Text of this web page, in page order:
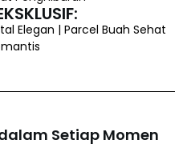
Elegan | Parcel Buah Sehat
Setiap Momen